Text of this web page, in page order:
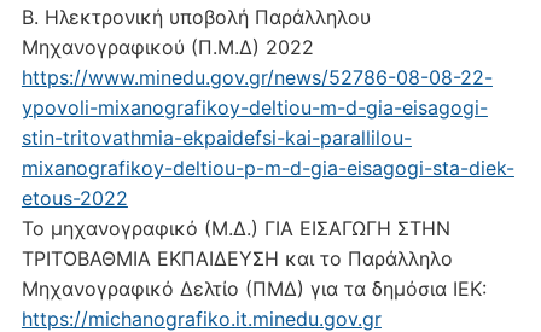
Β. Ηλεκτρονική υποβολή Παράλληλου
Μηχανογραφικού (Π.Μ.Δ) 2022
https://www.minedu.gov.gr/news/52786-08-08-22-
ypovoli-mixanografikoy-deltiou-m-d-gia-eisagogi-
stin-tritovathmia-ekpaidefsi-kai-parallilou-
mixanografikoy-deltiou-p-m-d-gia-eisagogi-sta-diek-
etous-2022
Το μηχανογραφικό (Μ.Δ.) ΓΙΑ ΕΙΣΑΓΩΓΗ ΣΤΗΝ
ΤΡΙΤΟΒΑΘΜΙΑ ΕΚΠΑΙΔΕΥΣΗ και το Παράλληλο
Μηχανογραφικό Δελτίο (ΠΜΔ) για τα δημόσια ΙΕΚ:
https://michanografiko.it.minedu.gov.gr